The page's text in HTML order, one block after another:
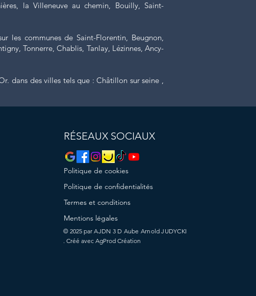
la Villeneuve au chemin, Bouilly, Saint-
les communes de Saint-Florentin, Beugnon,
Tonnerre, Chablis, Tanlay, Lézinnes, Ancy-
dans des villes tels que : Châtillon sur seine ,
RÉSEAUX SOCIAUX
Politique de cookies
Politique de confidentialités
Termes et conditions
Mentions légales
© 2025 parAJDN 3 D Aube Arnold JUDYCKI
. Créé avec AgProd Création